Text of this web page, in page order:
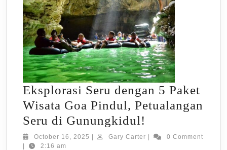
Eksplorasi Seru dengan 5 Paket
Wisata Goa Pindul, Petualangan
Seru di Gunungkidul!
Seru
October 16, 2025 October
| Gary Carter Gary
|
0 Comment
|
2:16 am